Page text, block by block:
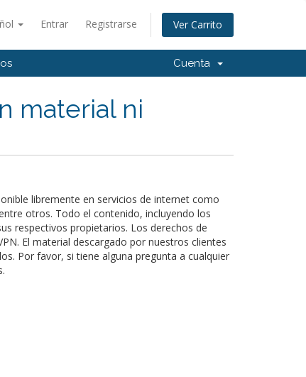
Entrar Registrarse Ver Carrito
Cuenta
material ni
libremente en servicios de internet como
otros. Todo el contenido, incluyendo los
respectivos propietarios. Los derechos de
El material descargado por nuestros clientes
Por favor, si tiene alguna pregunta a cualquier